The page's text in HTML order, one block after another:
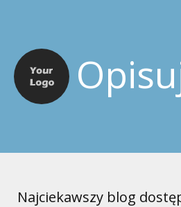
Najciekawszy blog